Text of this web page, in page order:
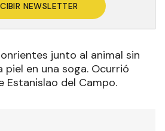
NEWSLETTER
junto al animal sin
en una soga. Ocurrió
Estanislao del Campo.